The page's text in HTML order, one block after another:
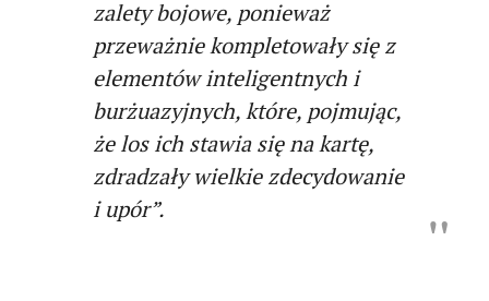
zalety bojowe, ponieważ
przeważnie kompletowały się z
elementów inteligentnych i
burżuazyjnych, które, pojmując,
że los ich stawia się na kartę,
zdradzały wielkie zdecydowanie
i upór”.